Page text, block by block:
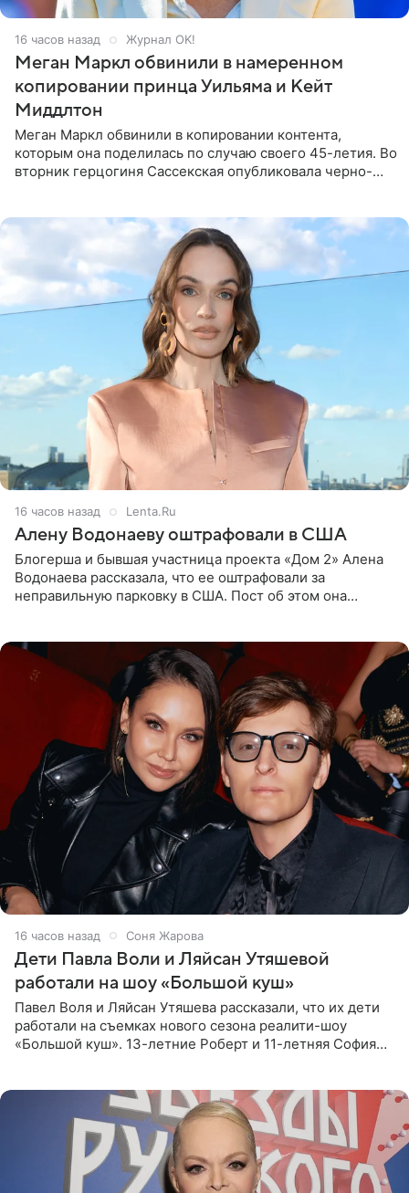
16 часов назад Журнал OK!
Меган Маркл обвинили в намеренном
копировании принца Уильяма и Кейт
Миддлтон
Меган Маркл обвинили в копировании контента,
которым она поделилась по случаю своего 45-летия. Во
вторник герцогиня Сассекская опубликовала черно-
16 часов назад Lenta.Ru
Алену Водонаеву оштрафовали в США
Блогерша и бывшая участница проекта «Дом 2» Алена
Водонаева рассказала, что ее оштрафовали за
неправильную парковку в США. Пост об этом она
16 часов назад Соня Жарова
Дети Павла Воли и Ляйсан Утяшевой
работали на шоу «Большой куш»
Павел Воля и Ляйсан Утяшева рассказали, что их дети
работали на съемках нового сезона реалити-шоу
«Большой куш». 13-летние Роберт и 11-летняя София